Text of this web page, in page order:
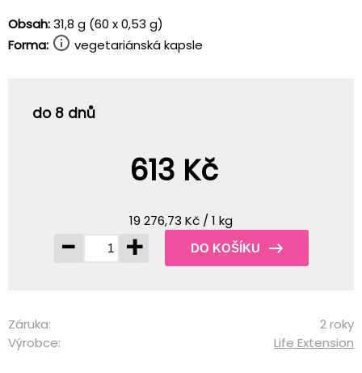
Obsah:31,8 g (60 x 0,53 g)
Forma:
vegetariánská kapsle
do 8 dnů
613 Kč
19 276,73 Kč / 1 kg
- + DO KOŠÍKU
Záruka:
2 roky
Výrobce:
Life Extension